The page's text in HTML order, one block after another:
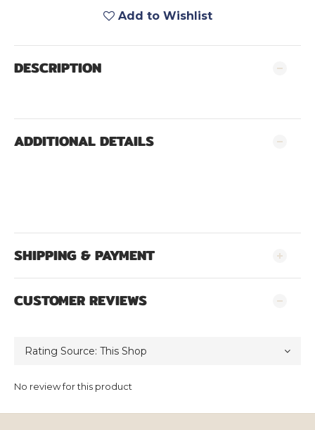
Add to Wishlist
DESCRIPTION
ADDITIONAL DETAILS
SHIPPING & PAYMENT
CUSTOMER REVIEWS
No review for this product